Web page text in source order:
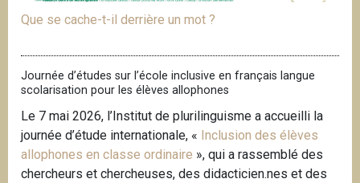
Que se cache-t-il derrière un mot ?
Journée d’études sur l’école inclusive en français langue
scolarisation pour les élèves allophones
Le 7 mai 2026, l’Institut de plurilinguisme a accueilli la
journée d’étude internationale, « Inclusion des élèves
allophones en classe ordinaire », qui a rassemblé des
chercheurs et chercheuses, des didacticien.nes et des